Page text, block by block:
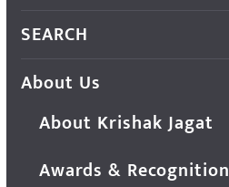
SEARCH
About Us
About Krishak Jagat
Awards & Recognition